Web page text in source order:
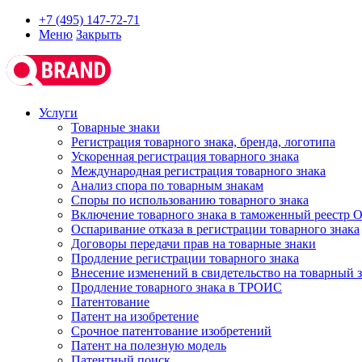
+7 (495) 147-72-71
Меню Закрыть
Услуги
Товарные знаки
Регистрация товарного знака, бренда, логотипа
Ускоренная регистрация товарного знака
Международная регистрация товарного знака
Анализ спора по товарным знакам
Споры по использованию товарного знака
Включение товарного знака в таможенный реестр
Оспаривание отказа в регистрации товарного знака
Договоры передачи прав на товарные знаки
Продление регистрации товарного знака
Внесение изменений в свидетельство на товарный
Продление товарного знака в ТРОИС
Патентование
Патент на изобретение
Срочное патентование изобретений
Патент на полезную модель